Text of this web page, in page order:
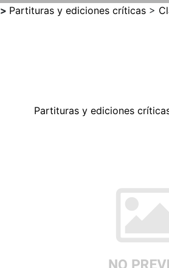
> Partituras y ediciones críticas >
Partituras y ediciones